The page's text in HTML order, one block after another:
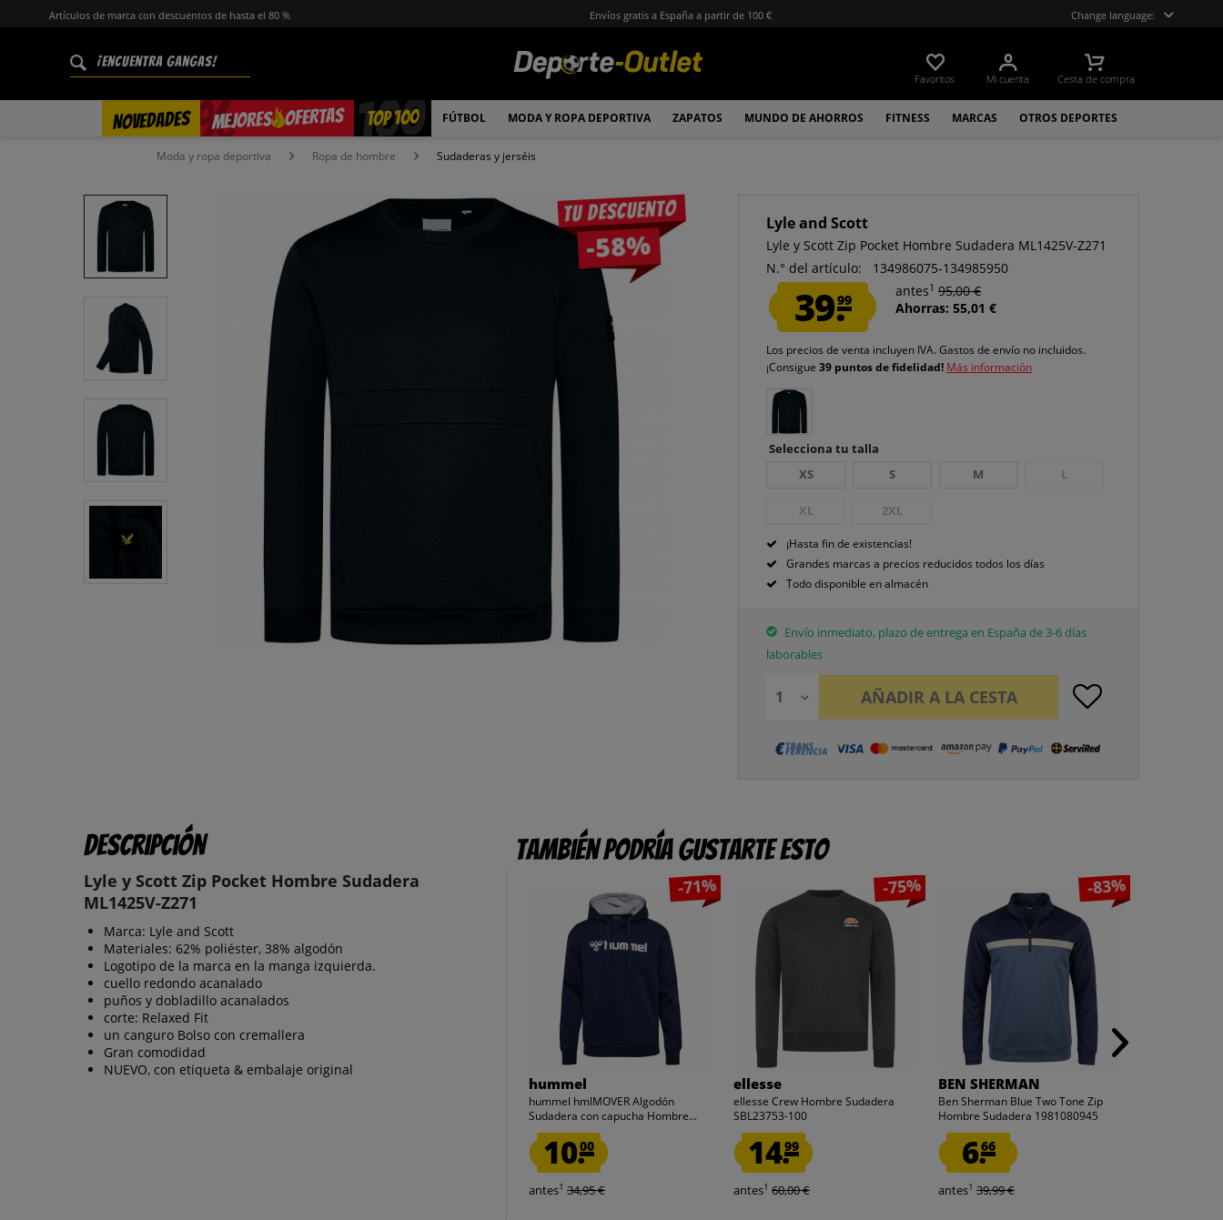
Artículos de marca con descuentos de hasta el 80 % Envíos gratis a España a partir de 100 € Change language:
Favoritos Mi cuenta Cesta de compra
NOVEDADES MEJORES OFERTAS
% TOP 100 FÚTBOL MODA Y ROPA DEPORTIVA ZAPATOS MUNDO DE AHORROS FITNESS MARCAS OTROS DEPORTES
Moda y ropa deportiva Ropa de hombre Sudaderas y jerséis
Tu descuento
-58%
Lyle and Scott
Lyle y Scott Zip Pocket Hombre Sudadera ML1425V-Z271
N.° del artículo:
134986075-134985950
39.99
antes1 95,00 €
Ahorras: 55,01 €
Los precios de venta incluyen IVA.Gastos de envío no incluidos.
¡Consigue39 puntos de fidelidad! Más información
Selecciona tu talla
XS
S M L
XL 2XL
¡Hasta fin de existencias!
Grandes marcas a precios reducidos todos los días
Todo disponible en almacén
Envío inmediato, plazo de entrega en España de 3-6 días
laborables
AÑADIR A LA CESTA
Descripción
Lyle y Scott Zip Pocket Hombre Sudadera
ML1425V-Z271
Marca: Lyle and Scott
Materiales: 62% poliéster, 38% algodón
Logotipo de la marca en la manga izquierda.
cuello redondo acanalado
puños y dobladillo acanalados
corte: Relaxed Fit
un canguro Bolso con cremallera
Gran comodidad
NUEVO, con etiqueta & embalaje original
También podría gustarte esto
-71%
hummel
hummel hmlMOVER Algodón
Sudadera con capucha Hombre...
10.00
antes1 34,95 €
-75%
ellesse
ellesse Crew Hombre Sudadera
SBL23753-100
14.99
antes1 60,00 €
-83%
BEN SHERMAN
Ben Sherman Blue Two Tone Zip
Hombre Sudadera 1981080945
6.66
antes1 39,99 €